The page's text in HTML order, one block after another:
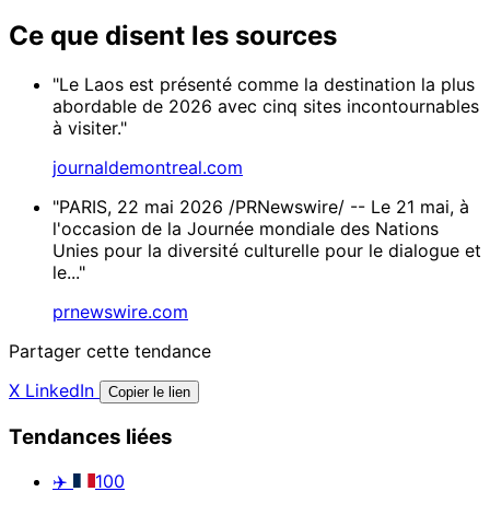
Ce que disent les sources
"Le Laos est présenté comme la destination la plus
abordable de 2026 avec cinq sites incontournables
à visiter."
journaldemontreal.com
"PARIS, 22 mai 2026 /PRNewswire/ -- Le 21 mai, à
l'occasion de la Journée mondiale des Nations
Unies pour la diversité culturelle pour le dialogue et
le..."
prnewswire.com
Partager cette tendance
X LinkedIn Copier le lien
Tendances liées
✈️ 100